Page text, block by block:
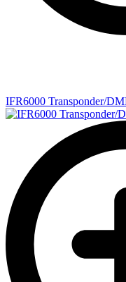
IFR6000 Transponder/